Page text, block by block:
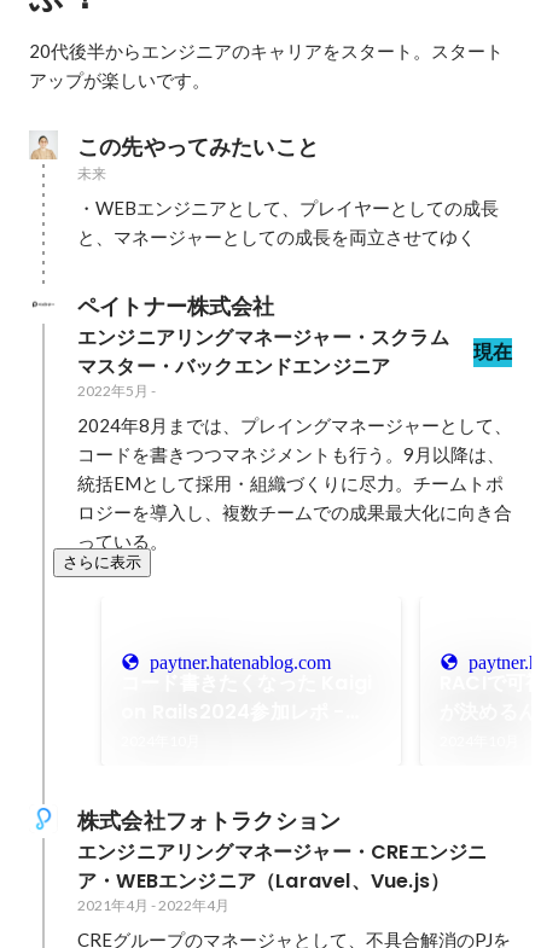
20代後半からエンジニアのキャリアをスタート。スタート
アップが楽しいです。
この先やってみたいこと
未来
・WEBエンジニアとして、プレイヤーとしての成長
と、マネージャーとしての成長を両立させてゆく
ペイトナー株式会社
エンジニアリングマネージャー・スクラム
マスター・バックエンドエンジニア
現在
2022年5月 -
2024年8月までは、プレイングマネージャーとして、
コードを書きつつマネジメントも行う。9月以降は、
統括EMとして採用・組織づくりに尽力。チームトポ
ロジーを導入し、複数チームでの成果最大化に向き合
っている。
さらに表示
paytner.hatenablog.com
株式会社フォトラクション
エンジニアリングマネージャー・CREエンジニ
ア・WEBエンジニア（Laravel、Vue.js）
2021年4月 -2022年4月
CREグループのマネージャとして、不具合解消のPJを